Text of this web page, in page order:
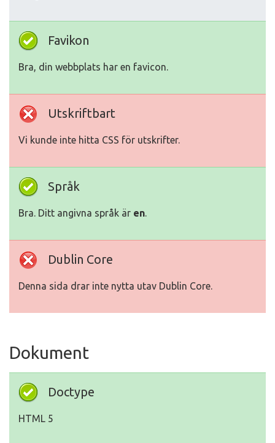
Favikon
Bra, din webbplats har en favicon.
Utskriftbart
Vi kunde inte hitta CSS för utskrifter.
Språk
Bra. Ditt angivna språk är en.
Dublin Core
Denna sida drar inte nytta utav Dublin Core.
Dokument
Doctype
HTML 5